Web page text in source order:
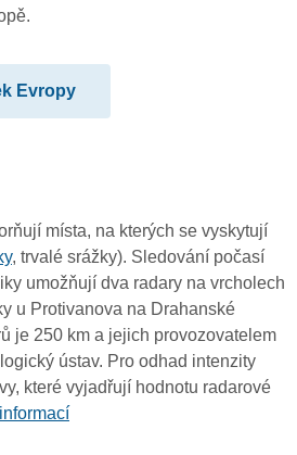
Evropy
místa, na kterých se vyskytují
, trvalé srážky). Sledování počasí
umožňují dva radary na vrcholech
u Protivanova na Drahanské
je 250 km a jejich provozovatelem
ústav. Pro odhad intenzity
které vyjadřují hodnotu radarové